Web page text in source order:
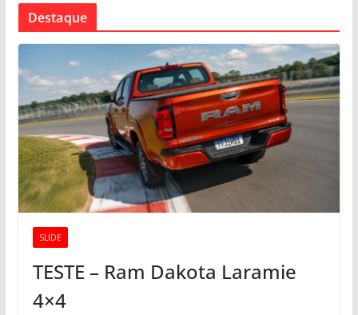
Destaque
SLIDE
TESTE – Ram Dakota Laramie
4×4